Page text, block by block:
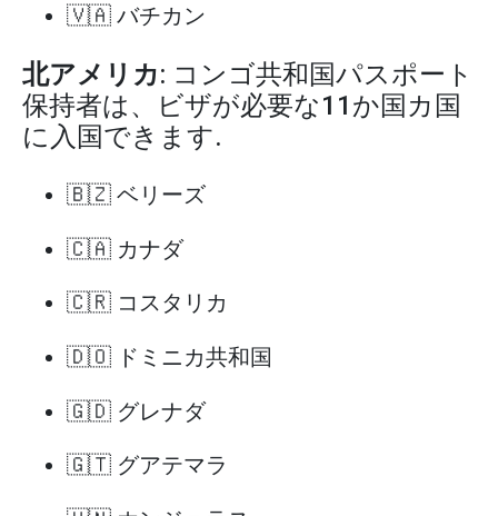
🇻🇦 バチカン
北アメリカ: コンゴ共和国パスポート
保持者は、ビザが必要な11か国カ国
に入国できます.
🇧🇿 ベリーズ
🇨🇦 カナダ
🇨🇷 コスタリカ
🇩🇴 ドミニカ共和国
🇬🇩 グレナダ
🇬🇹 グアテマラ